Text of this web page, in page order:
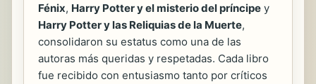
Fénix, Harry Potter y el misterio del príncipe y
Harry Potter y las Reliquias de la Muerte,
consolidaron su estatus como una de las
autoras más queridas y respetadas. Cada libro
fue recibido con entusiasmo tanto por críticos